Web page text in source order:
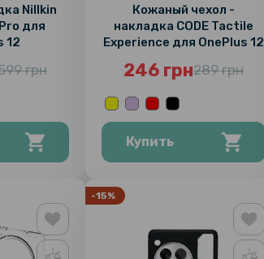
Nillkin
для
12
грн
Кожаный чехол -
накладка CODE Tactile
Experience для OnePlus 12
246 грн289 грн
Купить
-15%